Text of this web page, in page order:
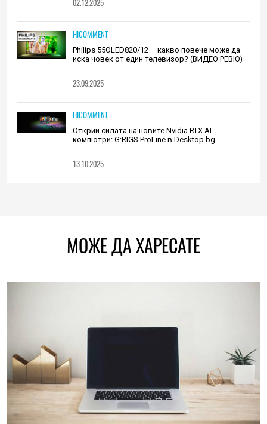
02.12.2025
HICOMMENT
Philips 55OLED820/12 – какво повече може да
иска човек от един телевизор? (ВИДЕО РЕВЮ)
23.09.2025
HICOMMENT
Открий силата на новите Nvidia RTX AI
компютри: G:RIGS ProLine в Desktop.bg
13.10.2025
МОЖЕ ДА ХАРЕСАТЕ